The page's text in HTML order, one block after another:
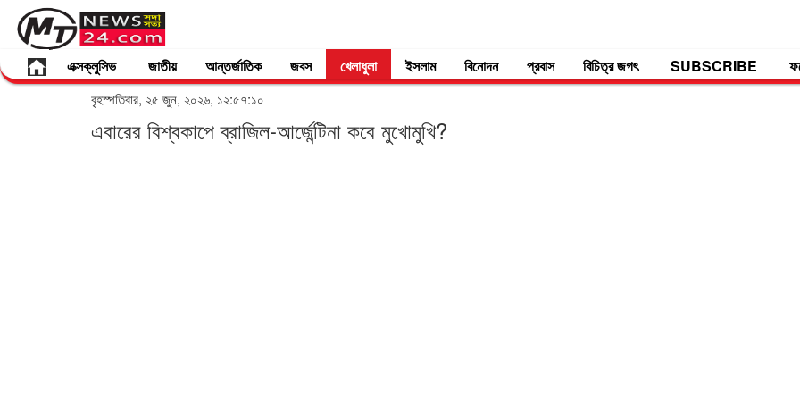
এক্সক্লুসিভ জাতীয় আন্তর্জাতিক জবস খেলাধুলা ইসলাম বিনোদন প্রবাস বিচিত্র জগৎ SUBSCRIBE
বৃহস্পতিবার, ২৫ জুন, ২০২৬, ১২:৫৭:১০
এবারের বিশ্বকাপে ব্রাজিল-আর্জেন্টিনা কবে মুখোমুখি?